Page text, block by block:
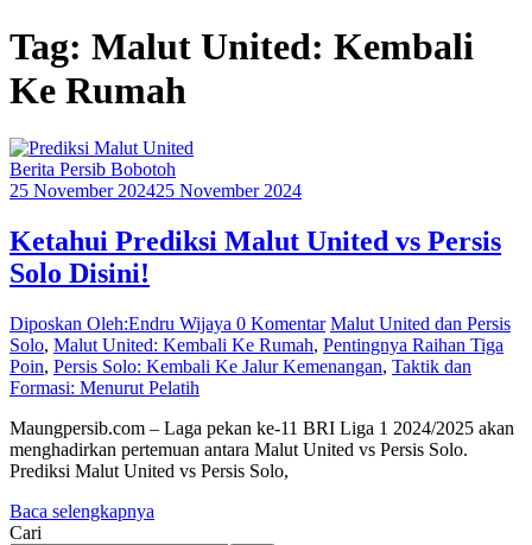
Tag: Malut United: Kembali
Ke Rumah
Berita Persib Bobotoh
25 November 202425 November 2024
Ketahui Prediksi Malut United vs Persis
Solo Disini!
Diposkan Oleh:Endru Wijaya 0 Komentar Malut United dan Persis
Solo, Malut United: Kembali Ke Rumah, Pentingnya Raihan Tiga
Poin, Persis Solo: Kembali Ke Jalur Kemenangan, Taktik dan
Formasi: Menurut Pelatih
Maungpersib.com – Laga pekan ke-11 BRI Liga 1 2024/2025 akan
menghadirkan pertemuan antara Malut United vs Persis Solo.
Prediksi Malut United vs Persis Solo,
Baca selengkapnya
Cari